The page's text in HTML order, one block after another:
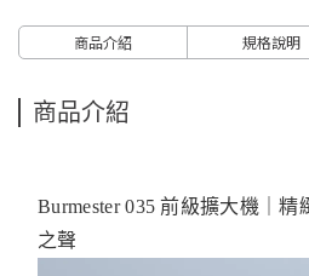
商品介紹 規格說明
商品介紹
Burmester 035 前級擴大機｜
之聲